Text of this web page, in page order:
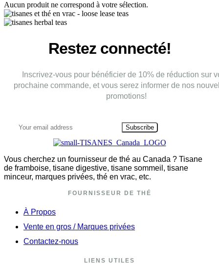
Aucun produit ne correspond à votre sélection.
Restez connecté!
Inscrivez-vous pour bénéficier de 10% de réduction sur
prochaine commande, et vous serez informer de nos
promotions!
Subscribe
Vous cherchez un fournisseur de thé au Canada ? Tisane
de framboise, tisane digestive, tisane sommeil, tisane
minceur, marques privées, thé en vrac, etc.
FOURNISSEUR DE THÉ
À Propos
Vente en gros / Marques privées
Contactez-nous
LIENS UTILES